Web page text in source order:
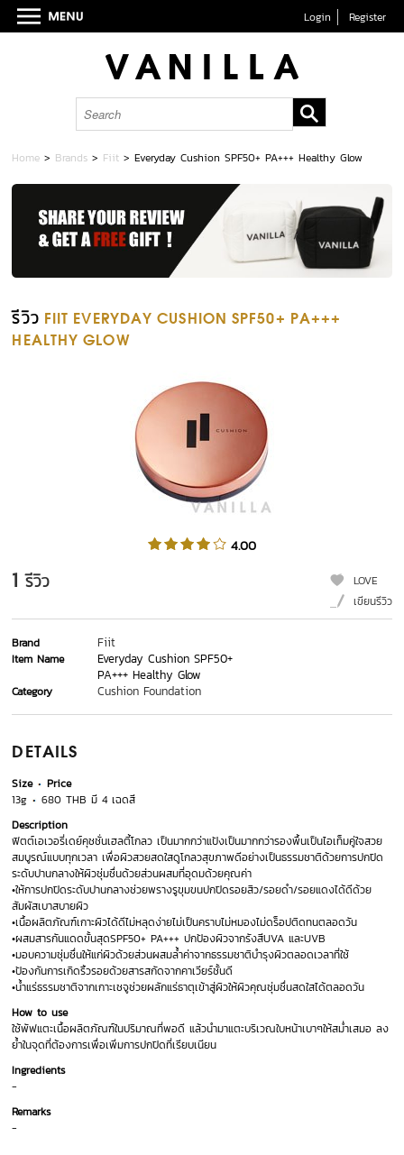
Login Register
Home > Brands > Fiit >Everyday Cushion SPF50+ PA+++ Healthy Glow
รีวิว FIIT EVERYDAY CUSHION SPF50+ PA+++
HEALTHY GLOW
4.00
1 รีวิว
LOVE
เขียนรีวิว
Brand Fiit
Item Name
Everyday Cushion SPF50+
PA+++ Healthy Glow
Category Cushion Foundation
DETAILS
Size
Price
13g
680 THB มี 4 เฉดสี
Description
ฟิตต์เอเวอรี่เดย์คุชชั่นเฮลตี้โกลว เป็นมากกว่าแป้งเป็นมากกว่ารองพื้นเป็นไอเท็มคู่ใจสวย
สมบูรณ์แบบทุกเวลา เพื่อผิวสวยสดใสดูโกลวสุขภาพดีอย่างเป็นธรรมชาติด้วยการปกปิด
ระดับปานกลางให้ผิวชุ่มชื่นด้วยส่วนผสมที่อุดมด้วยคุณค่า
•ให้การปกปิดระดับปานกลางช่วยพรางรูขุมขนปกปิดรอยสิว/รอยดำ/รอยแดงได้ดีด้วย
สัมผัสเบาสบายผิว
•เนื้อผลิตภัณฑ์เกาะผิวได้ดีไม่หลุดง่ายไม่เป็นคราบไม่หมองไม่ดร็อปติดทนตลอดวัน
•ผสมสารกันแดดขั้นสุดSPF50+ PA+++ ปกป้องผิวจากรังสีUVA และUVB
•มอบความชุ่มชื่นให้แก่ผิวด้วยส่วนผสมล้ำค่าจากธรรมชาติบำรุงผิวตลอดเวลาที่ใช้
•ป้องกันการเกิดริ้วรอยด้วยสารสกัดจากคาเวียร์ชั้นดี
•น้ำแร่ธรรมชาติจากเกาะเชจูช่วยผลักแร่ธาตุเข้าสู่ผิวให้ผิวคุณชุ่มชื่นสดใสได้ตลอดวัน
How to use
ใช้พัฟแตะเนื้อผลิตภัณฑ์ในปริมาณที่พอดี แล้วนำมาแตะบริเวณใบหน้าเบาๆให้สม่ำเสมอ ลง
ย้ำในจุดที่ต้องการเพื่อเพิ่มการปกปิดที่เรียบเนียน
Ingredients
-
Remarks
-